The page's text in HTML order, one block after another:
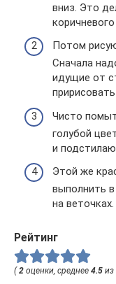
вниз. Это
Потом
Сначала
идущие от
Чисто
голубой
и
Этой же
выполнить
на веточках.
Рейтинг
( 2 оценки, среднее 4.5 из